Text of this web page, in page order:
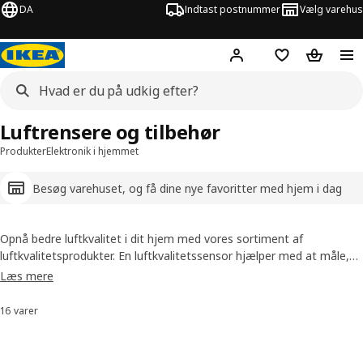
DA Indtast postnummer Vælg varehus
Hej! Log ind her
Huskeliste
Kurv
ProdukterElektronik i hjemmet
Besøg varehuset, og få dine nye favoritter med hjem i dag
Luftrensere og tilbehør
Opnå bedre luftkvalitet i dit hjem med vores sortiment af
luftkvalitetsprodukter. En luftkvalitetssensor hjælper med at måle,
hvordan hverdagens aktiviteter påvirker luftkvaliteten i dit hjem,
er også nemme at installere, bruge og vedligeholde – og så ser de
Læs mere
Sorter og filtrer
16 varer